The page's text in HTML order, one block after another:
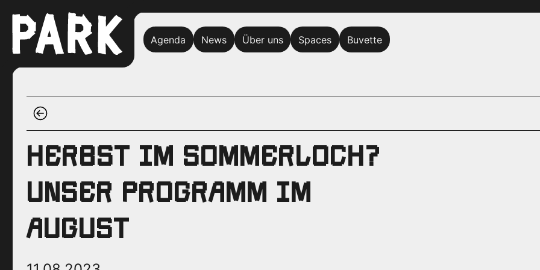
Agenda News Über uns Spaces Buvette
HERBST IM SOMMERLOCH?
UNSER PROGRAMM IM
AUGUST